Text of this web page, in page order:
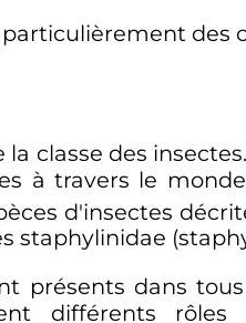
des
classe des
à travers le
d'insectes
staphylinidae
présents dans
différents rôles